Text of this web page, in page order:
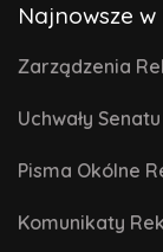
Najnowsze w
Zarządzenia
Uchwały
Pisma Okólne
Komunikaty